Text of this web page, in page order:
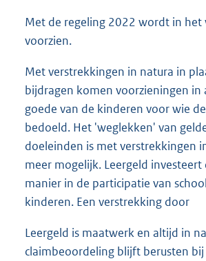
Met de regeling 2022 wordt in het
voorzien.
Met verstrekkingen in natura in
bijdragen komen voorzieningen in
goede van de kinderen voor wie
bedoeld. Het 'weglekken' van
doeleinden is met verstrekkingen
meer mogelijk. Leergeld investeert
manier in de participatie van
kinderen. Een verstrekking door
Leergeld is maatwerk en altijd in
claimbeoordeling blijft berusten